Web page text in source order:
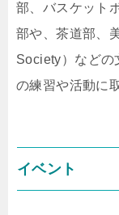
部、バスケット
部や、茶道部、
Society）などの
の練習や活動に
イベント